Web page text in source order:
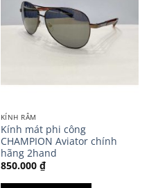
KÍNH RÂM
Kính mát phi công
CHAMPION Aviator chính
hãng 2hand
850.000 ₫